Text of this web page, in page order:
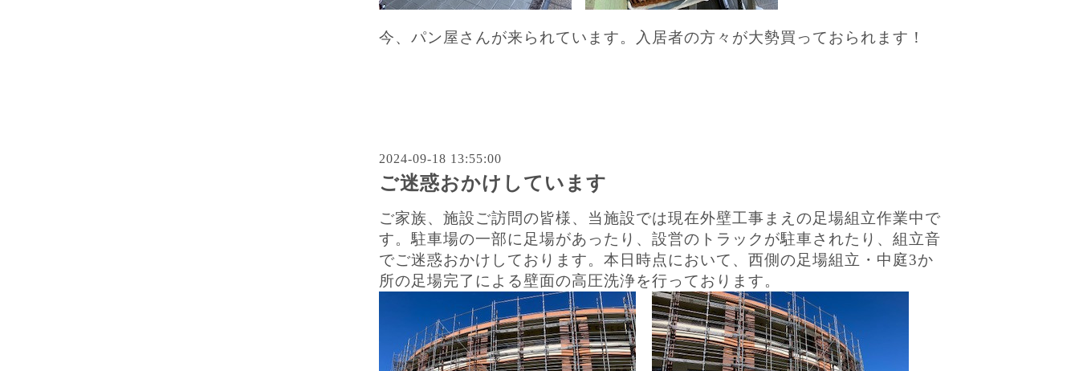
今、パン屋さんが来られています。入居者の方々が大勢買っておられます！
2024-09-18 13:55:00
ご迷惑おかけしています
ご家族、施設ご訪問の皆様、当施設では現在外壁工事まえの足場組立作業中で
す。駐車場の一部に足場があったり、設営のトラックが駐車されたり、組立音
でご迷惑おかけしております。本日時点において、西側の足場組立・中庭3か
所の足場完了による壁面の高圧洗浄を行っております。